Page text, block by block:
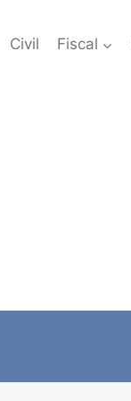
Civil Fiscal